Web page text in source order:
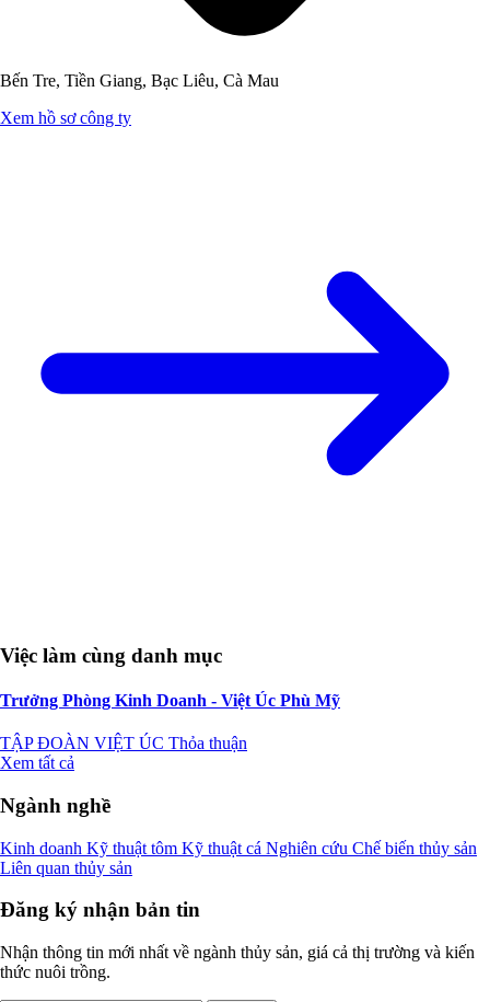
Bến Tre, Tiền Giang, Bạc Liêu, Cà Mau
Xem hồ sơ công ty
Việc làm cùng danh mục
Trưởng Phòng Kinh Doanh - Việt Úc Phù Mỹ
TẬP ĐOÀN VIỆT ÚC Thỏa thuận
Xem tất cả
Ngành nghề
Kinh doanh Kỹ thuật tôm Kỹ thuật cá Nghiên cứu Chế biến thủy sản
Liên quan thủy sản
Đăng ký nhận bản tin
Nhận thông tin mới nhất về ngành thủy sản, giá cả thị trường và kiến
thức nuôi trồng.